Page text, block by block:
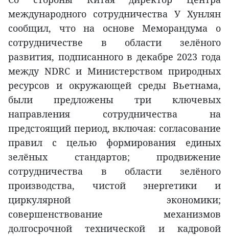
международного сотрудничества У Хунлян
сообщил, что на основе Меморандума о
сотрудничестве в области зелёного
развития, подписанного в декабре 2023 года
между NDRC и Министерством природных
ресурсов и окружающей среды Вьетнама,
были предложены три ключевых
направления сотрудничества на
предстоящий период, включая: согласование
правил с целью формирования единых
зелёных стандартов; продвижение
сотрудничества в области зелёного
производства, чистой энергетики и
циркулярной экономики;
совершенствование механизмов
долгосрочной технической и кадровой